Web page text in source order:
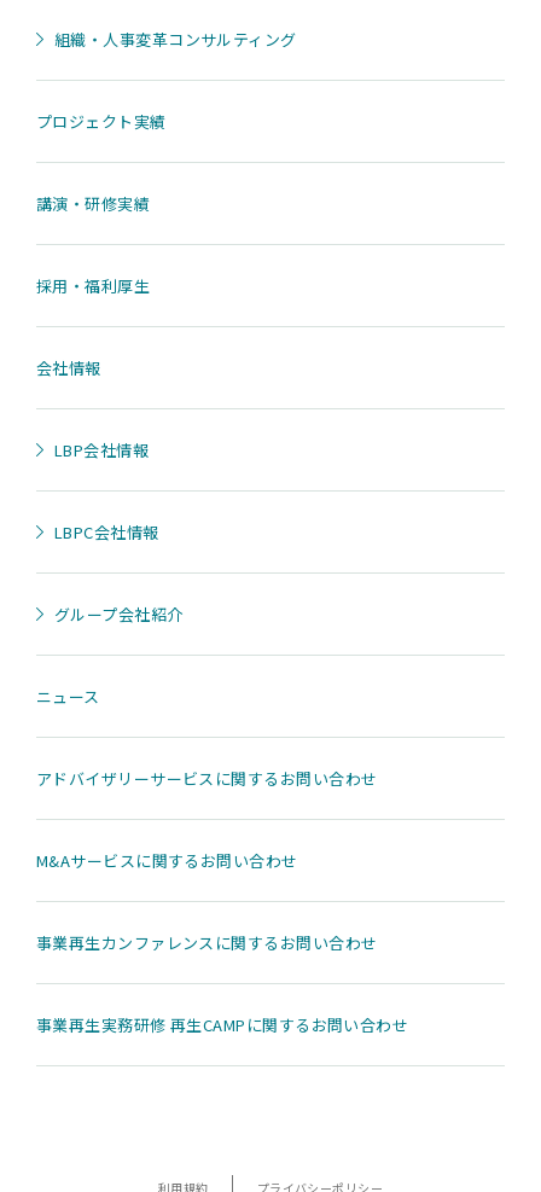
組織・人事変革コンサルティング
プロジェクト実績
講演・研修実績
採用・福利厚生
会社情報
LBP会社情報
LBPC会社情報
グループ会社紹介
ニュース
アドバイザリーサービスに関するお問い合わせ
M&Aサービスに関するお問い合わせ
事業再生カンファレンスに関するお問い合わせ
事業再生実務研修 再生CAMPに関するお問い合わせ
利用規約 プライバシーポリシー